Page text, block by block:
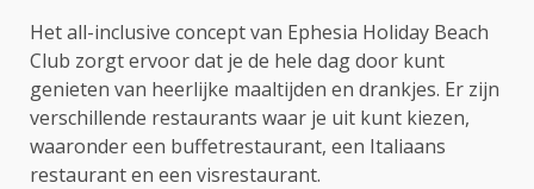
Het all-inclusive concept van Ephesia Holiday Beach
Club zorgt ervoor dat je de hele dag door kunt
genieten van heerlijke maaltijden en drankjes. Er zijn
verschillende restaurants waar je uit kunt kiezen,
waaronder een buffetrestaurant, een Italiaans
restaurant en een visrestaurant.